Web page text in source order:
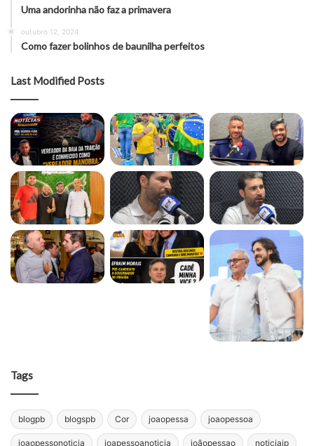
Uma andorinha não faz a primavera
outubro 12, 2024
Como fazer bolinhos de baunilha perfeitos
Last Modified Posts
Tags
blogpb blogspb Cor joaopessa joaopessoa
joaopessonoticia joapessoanoticia joãopessao noticiajp